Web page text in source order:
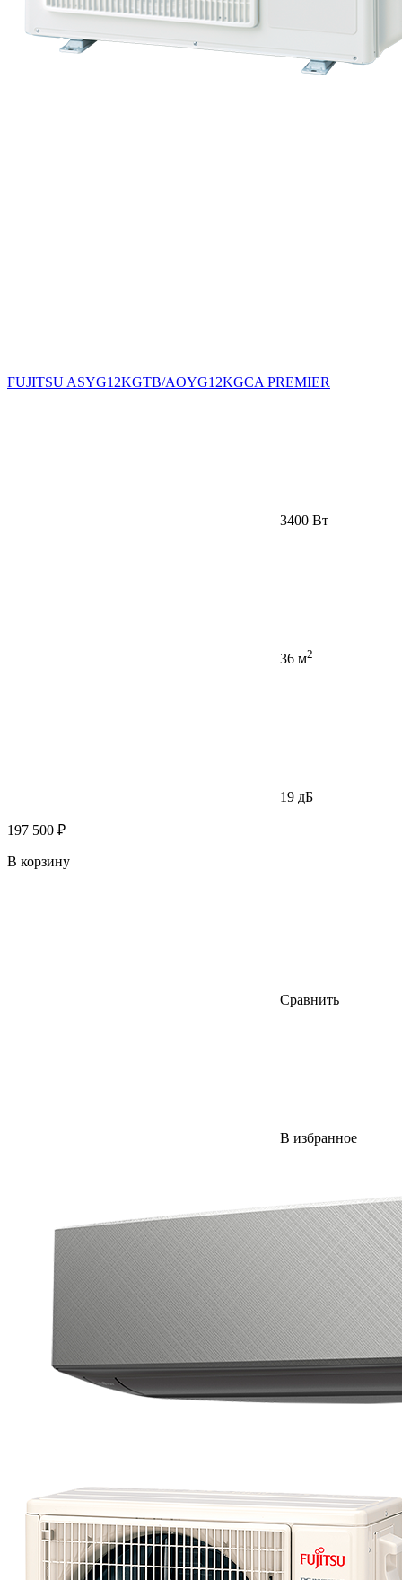
FUJITSU ASYG12KGTB/AOYG12KGCA PREMIER
3400 Вт
36 м2
19 дБ
197 500 ₽
В корзину
Сравнить
В избранное